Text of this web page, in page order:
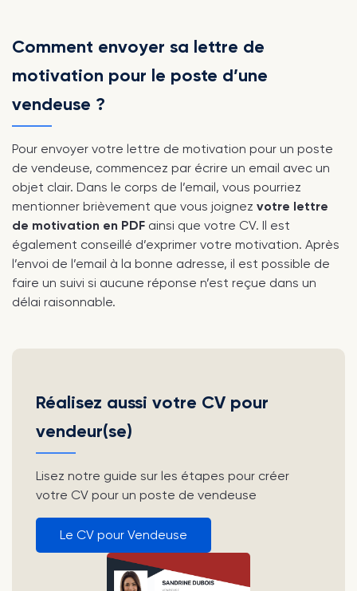
Comment envoyer sa lettre de
motivation pour le poste d’une
vendeuse ?
Pour envoyer votre lettre de motivation pour un poste
de vendeuse, commencez par écrire un email avec un
objet clair. Dans le corps de l’email, vous pourriez
mentionner brièvement que vous joignez votre lettre
de motivation en PDF ainsi que votre CV. Il est
également conseillé d’exprimer votre motivation. Après
l’envoi de l’email à la bonne adresse, il est possible de
faire un suivi si aucune réponse n’est reçue dans un
délai raisonnable.
Réalisez aussi votre CV pour
vendeur(se)
Lisez notre guide sur les étapes pour créer
votre CV pour un poste de vendeuse
Le CV pour Vendeuse